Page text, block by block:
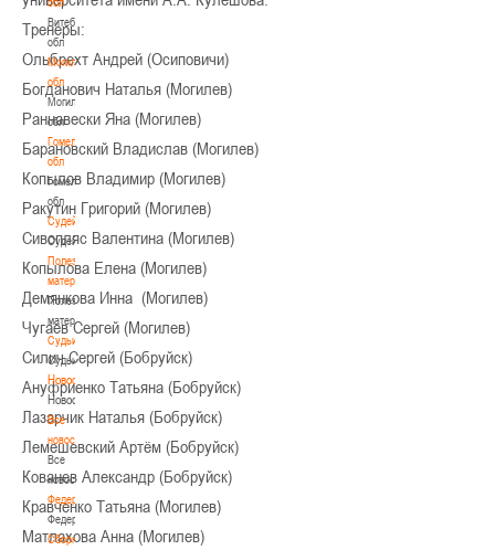
Витебская
обл
Могилевская
обл
Могилевская
обл
Гомельская
обл
Гомельская
обл
Судейство
Судейство
Полезные
материалы
Полезные
материалы
Судьи
Судьи
Новости
Новости
Все
новости
Все
новости
Федерация
Федерация
Сборные
Тренеры:
Ольбрехт Андрей (Осиповичи)
Богданович Наталья (Могилев)
Раннавески Яна (Могилев)
Барановский Владислав (Могилев)
Копылов Владимир (Могилев)
Ракутин Григорий (Могилев)
Сивопляс Валентина (Могилев)
Копылова Елена (Могилев)
Демянкова Инна (Могилев)
Чугаев Сергей (Могилев)
Силич Сергей (Бобруйск)
Ануфриенко Татьяна (Бобруйск)
Лазарчик Наталья (Бобруйск)
Лемешевский Артём (Бобруйск)
Кованев Александр (Бобруйск)
Кравченко Татьяна (Могилев)
Матлахова Анна (Могилев)